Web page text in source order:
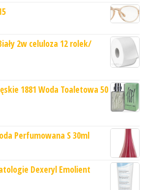
2w celuloza 12 rolek/
1881 Woda Toaletowa 50
Perfumowana S 30ml
Dexeryl Emolient